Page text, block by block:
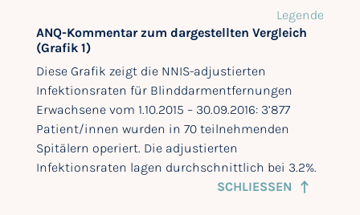
Legende
ANQ-Kommentar zum dargestellten Vergleich
(Grafik 1)
Diese Grafik zeigt die NNIS-adjustierten
Infektionsraten für Blinddarmentfernungen
Erwachsene vom 1.10.2015 – 30.09.2016: 3’877
Patient/innen wurden in 70 teilnehmenden
Spitälern operiert. Die adjustierten
Infektionsraten lagen durchschnittlich bei 3.2%.
SCHLIESSEN